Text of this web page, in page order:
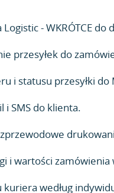
- WKRÓTCE
przesyłek do
i statusu przesyłki do
SMS do klienta.
i wartości
według